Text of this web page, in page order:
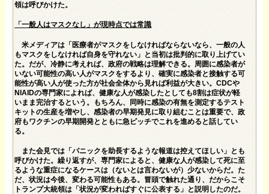
領は呼びかけた。
「一般人はマスクなし」が現時点では常識
米メディアは「医療者がマスクをしなければならないなら、一般の人
もマスクをしなければ自身を守れない」と当初は批判的に取り上げてい
た。だが、冷静に考えれば、政府の戦略は理解できる。周囲に感染者が
いない可能性の高い人がマスクをするより、確実に感染者と接触する可
能性が高い人が使った方が社会全体から見れば利益が大きい。CDCや
NIAIDの専門家によれば、健康な人が感染したとしても8割は症状が軽
いまま完治するという。もちろん、同時に感染の有無を測定するテスト
キットの生産を増やし、感染者の早期発見に取り組むことは重要で、政
府もワクチンの早期開発とともに急ピッチでこれを進めると話してい
る。
また会見では「パニックを助長するような報道は控えてほしい」とも
呼びかけた。繰り返すが、専門家によると、健康な人が感染して死に至
るような重症になるケースは（ないとは言わないが）少ないからだ。た
だ、状況は今後、変わる可能性もある。冒頭で触れた通り、だからこそ
トランプ大統領は「状況が変わればすぐに公表する」と説明したのだ。